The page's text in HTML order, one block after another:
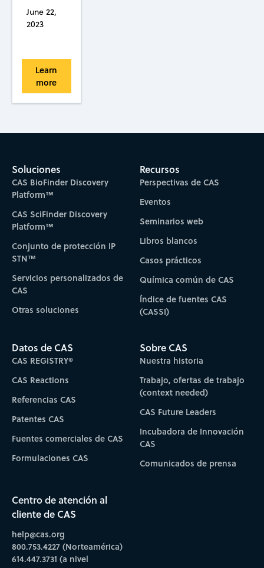
June 22,
2023
Learn
more
Soluciones
CAS BioFinder Discovery
Platform™
CAS SciFinder Discovery
Platform™
Conjunto de protección IP
STN™
Servicios personalizados de
CAS
Otras soluciones
Recursos
Perspectivas de CAS
Eventos
Seminarios web
Libros blancos
Casos prácticos
Química común de CAS
Índice de fuentes CAS
(CASSI)
Datos de CAS
CAS REGISTRY®
CAS Reactions
Referencias CAS
Patentes CAS
Fuentes comerciales de CAS
Formulaciones CAS
Sobre CAS
Nuestra historia
Trabajo, ofertas de trabajo
(context needed)
CAS Future Leaders
Incubadora de Innovación
CAS
Comunicados de prensa
Centro de atención al
cliente de CAS
help@cas.org
800.753.4227 (Norteamérica)
614.447.3731 (a nivel